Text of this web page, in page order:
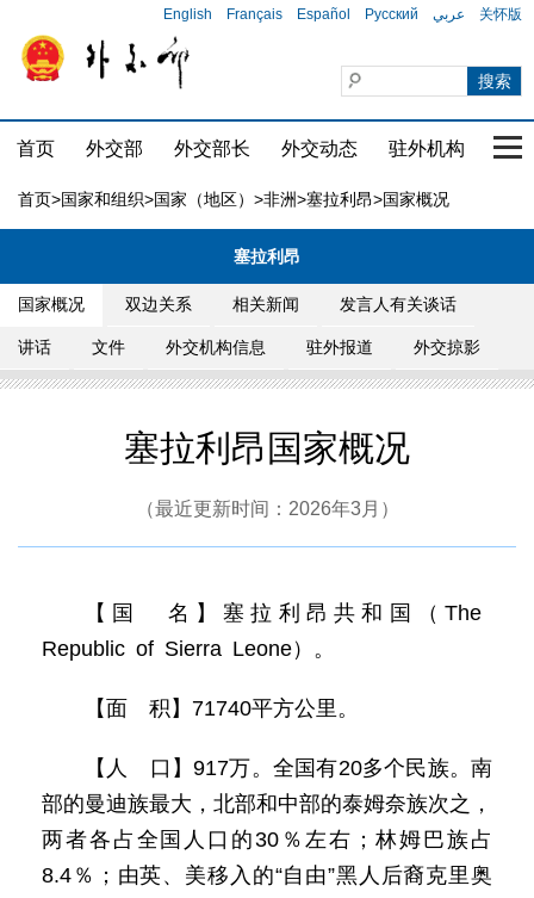
English Français Español Русский عربي 关怀版
首页 外交部 外交部长 外交动态 驻外机构 国
首页>国家和组织>国家（地区） >非洲>塞拉利昂>国家概况
塞拉利昂
国家概况 双边关系 相关新闻 发言人有关谈话
讲话 文件 外交机构信息 驻外报道 外交掠影
塞拉利昂国家概况
（最近更新时间：2026年3月）
【国 名】塞拉利昂共和国（The
Republic of Sierra Leone）。
【面 积】71740平方公里。
【人 口】917万。全国有20多个民族。南
部的曼迪族最大，北部和中部的泰姆奈族次之，
两者各占全国人口的30％左右；林姆巴族占
8.4％；由英、美移入的“自由”黑人后裔克里奥